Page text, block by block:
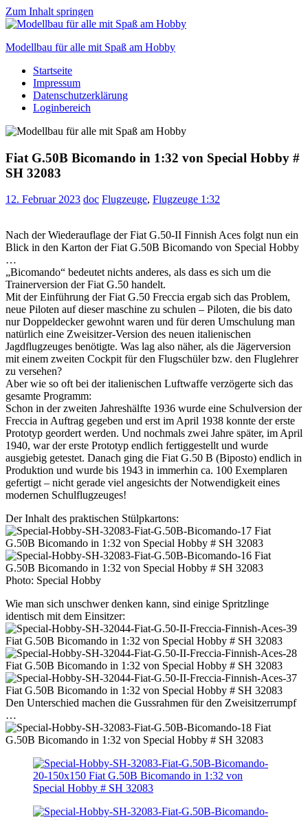
Zum Inhalt springen
Modellbau für alle mit Spaß am Hobby
Scale
modelling
to
Startseite
Impressum
Datenschutzerklärung
Loginbereich
Fiat G.50B Bicomando in 1:32 von Special Hobby #
SH 32083
12. Februar 2023 doc Flugzeuge, Flugzeuge 1:32
Nach der Wiederauflage der Fiat G.50-II Finnish Aces folgt nun ein
Blick in den Karton der Fiat G.50B Bicomando von Special Hobby
…
„Bicomando“ bedeutet nichts anderes, als dass es sich um die
Trainerversion der Fiat G.50 handelt.
Mit der Einführung der Fiat G.50 Freccia ergab sich das Problem,
neue Piloten auf dieser maschine zu schulen – Piloten, die bis dato
nur Doppeldecker gewohnt waren und für deren Umschulung man
natürlich eine Zweisitzer-Version des neuen italienischen
Jagdflugzeuges benötigte. Was lag also näher, als die Jägerversion
mit einem zweiten Cockpit für den Flugschüler bzw. den Fluglehrer
zu versehen?
Aber wie so oft bei der italienischen Luftwaffe verzögerte sich das
gesamte Programm:
Schon in der zweiten Jahreshälfte 1936 wurde eine Schulversion der
Freccia in Auftrag gegeben und erst im April 1938 konnte der erste
Prototyp geordert werden. Und nochmals zwei Jahre später, im April
1940, war der erste Prototyp endlich fertiggestellt und wurde
ausgiebig getestet. Danach ging die Fiat G.50 B (Biposto) endlich in
Produktion und wurde bis 1943 in immerhin ca. 100 Exemplaren
gefertigt – nicht gerade viel angesichts der Notwendigkeit eines
modernen Schulflugzeuges!
Der Inhalt des praktischen Stülpkartons:
Photo: Special Hobby
Wie man sich unschwer denken kann, sind einige Spritzlinge
identisch mit dem Einsitzer:
Den Unterschied machen die Gussrahmen für den Zweisitzerrumpf
…